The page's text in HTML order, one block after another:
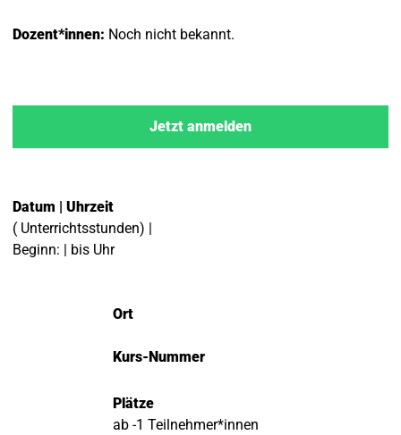
Dozent*innen: Noch nicht bekannt.
Jetzt anmelden
Datum | Uhrzeit
( Unterrichtsstunden) |
Beginn: | bis Uhr
Ort
Kurs-Nummer
Plätze
ab -1 Teilnehmer*innen